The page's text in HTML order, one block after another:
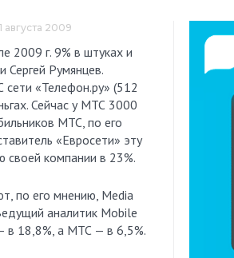
августа 2009
Сергей Румянцев.
«Телефон.ру» (512
Сейчас у МТС 3000
МТС, по его
«Евросети» эту
своей компании в 23%.
по его мнению, Media
аналитик Mobile
в 18,8%, а МТС — в 6,5%.